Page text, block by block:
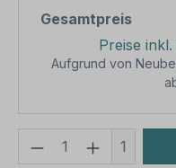
Gesamtpreis
Preise
Aufgrund von
Produkt 1